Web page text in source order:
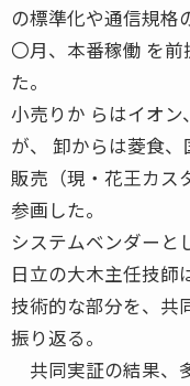
の標準化や通信規格
〇月、本番稼働 を
た。
小売りか らはイオ
が、 卸からは菱食
販売（現・花王カス
参画した。
システムベンダーと
日立の大木主任技師
技術的な部分を、共
振り返る。
共同実証の結果、